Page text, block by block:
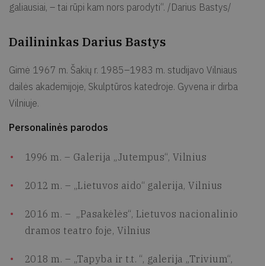
galiausiai, – tai rūpi kam nors parodyti“. /Darius Bastys/
Dailininkas Darius Bastys
Gimė 1967 m. Šakių r. 1985–1983 m. studijavo Vilniaus
dailės akademijoje, Skulptūros katedroje. Gyvena ir dirba
Vilniuje.
Personalinės parodos
1996 m. – Galerija „Jutempus“, Vilnius
2012 m. – „Lietuvos aido“ galerija, Vilnius
2016 m. – „Pasakėlės“, Lietuvos nacionalinio
dramos teatro foje, Vilnius
2018 m. – „Tapyba ir t.t. “, galerija „Trivium“,